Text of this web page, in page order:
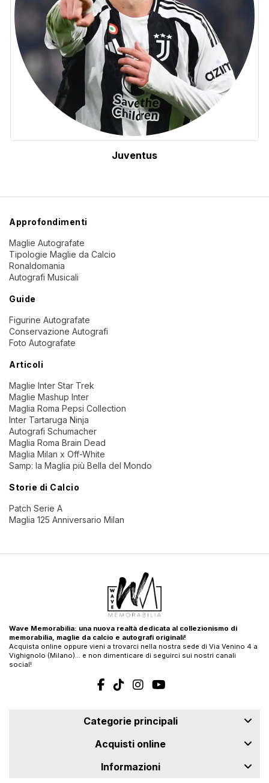
Juventus
Approfondimenti
Maglie Autografate
Tipologie Maglie da Calcio
Ronaldomania
Autografi Musicali
Guide
Figurine Autografate
Conservazione Autografi
Foto Autografate
Articoli
Maglie Inter Star Trek
Maglie Mashup Inter
Maglia Roma Pepsi Collection
Inter Tartaruga Ninja
Autografi Schumacher
Maglia Roma Brain Dead
Maglia Milan x Off-White
Samp: la Maglia più Bella del Mondo
Storie di Calcio
Patch Serie A
Maglia 125 Anniversario Milan
Wave Memorabilia: una nuova realtà dedicata al collezionismo di
memorabilia, maglie da calcio e autografi originali!
Acquista online oppure vieni a trovarci nella nostra sede di Via Venino 4 a
Vighignolo (Milano)… e non dimenticare di seguirci sui nostri canali
social!
Categorie principali
Acquisti online
Informazioni